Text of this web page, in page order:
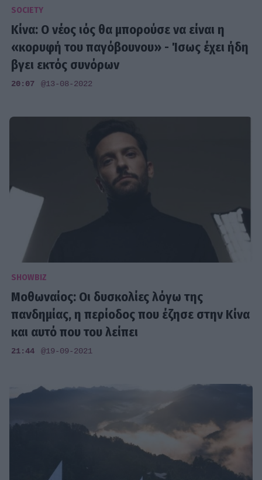
SOCIETY
Κίνα: Ο νέος ιός θα μπορούσε να είναι η
«κορυφή του παγόβουνου» - Ίσως έχει ήδη
βγει εκτός συνόρων
20:07 @13-08-2022
SHOWBIZ
Μοθωναίος: Οι δυσκολίες λόγω της
πανδημίας, η περίοδος που έζησε στην Κίνα
και αυτό που του λείπει
21:44 @19-09-2021